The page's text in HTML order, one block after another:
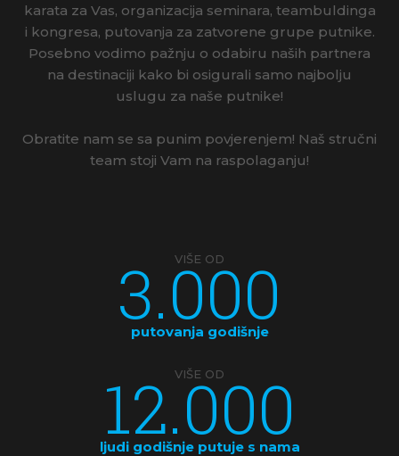
karata za Vas, organizacija seminara, teambuldinga
i kongresa, putovanja za zatvorene grupe putnike.
Posebno vodimo pažnju o odabiru naših partnera
na destinaciji kako bi osigurali samo najbolju
uslugu za naše putnike!
Obratite nam se sa punim povjerenjem! Naš stručni
team stoji Vam na raspolaganju!
VIŠE OD
3.000
putovanja godišnje
VIŠE OD
12.000
ljudi godišnje putuje s nama